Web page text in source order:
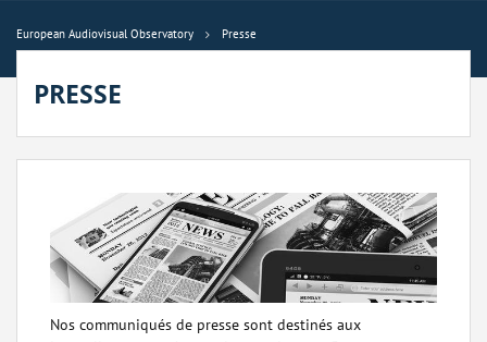
European Audiovisual Observatory Presse
PRESSE
Nos communiqués de presse sont destinés aux